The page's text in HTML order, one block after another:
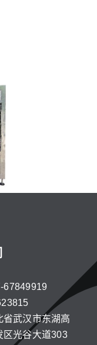
|下潜式
67849919
省武汉市东湖高
区光谷大道303